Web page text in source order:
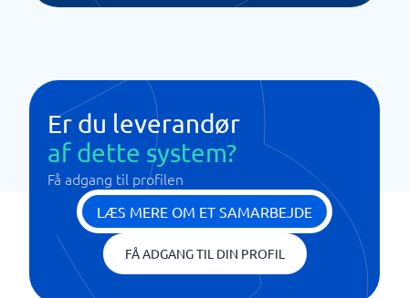
Er du leverandør
af dette system?
Få adgang til profilen
LÆS MERE OM ET SAMARBEJDE
FÅ ADGANG TIL DIN PROFIL